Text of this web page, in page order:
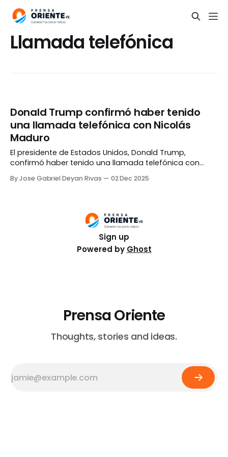
Llamada telefónica
Donald Trump confirmó haber tenido
una llamada telefónica con Nicolás
Maduro
El presidente de Estados Unidos, Donald Trump,
confirmó haber tenido una llamada telefónica con
que apuntaban a comunicaciones entre Washington y
noviembre. Sin embargo, el
By Jose Gabriel Deyan Rivas 02 Dec 2025
Sign up
Powered by Ghost
Prensa Oriente
Thoughts, stories and ideas.